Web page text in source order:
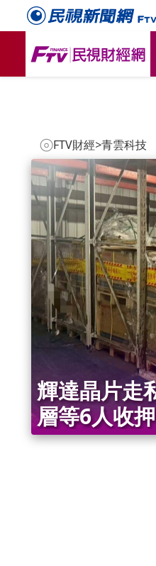
FTV財經>青雲科技
輝達晶片走
層等6人收押